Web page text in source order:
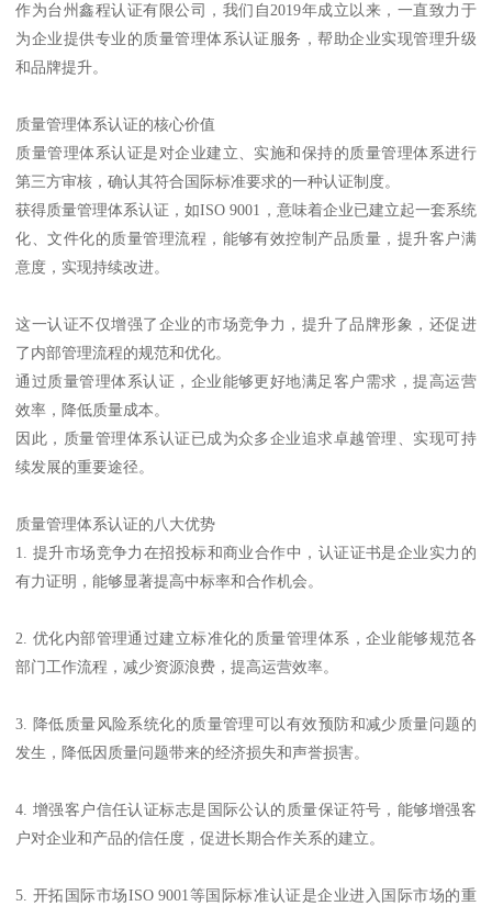
作为台州鑫程认证有限公司，我们自2019年成立以来，一直致力于
为企业提供专业的质量管理体系认证服务，帮助企业实现管理升级
和品牌提升。
质量管理体系认证的核心价值
质量管理体系认证是对企业建立、实施和保持的质量管理体系进行
第三方审核，确认其符合国际标准要求的一种认证制度。
获得质量管理体系认证，如ISO 9001，意味着企业已建立起一套系统
化、文件化的质量管理流程，能够有效控制产品质量，提升客户满
意度，实现持续改进。
这一认证不仅增强了企业的市场竞争力，提升了品牌形象，还促进
了内部管理流程的规范和优化。
通过质量管理体系认证，企业能够更好地满足客户需求，提高运营
效率，降低质量成本。
因此，质量管理体系认证已成为众多企业追求卓越管理、实现可持
续发展的重要途径。
质量管理体系认证的八大优势
1. 提升市场竞争力在招投标和商业合作中，认证证书是企业实力的
有力证明，能够显著提高中标率和合作机会。
2. 优化内部管理通过建立标准化的质量管理体系，企业能够规范各
部门工作流程，减少资源浪费，提高运营效率。
3. 降低质量风险系统化的质量管理可以有效预防和减少质量问题的
发生，降低因质量问题带来的经济损失和声誉损害。
4. 增强客户信任认证标志是国际公认的质量保证符号，能够增强客
户对企业和产品的信任度，促进长期合作关系的建立。
5. 开拓国际市场ISO 9001等国际标准认证是企业进入国际市场的重